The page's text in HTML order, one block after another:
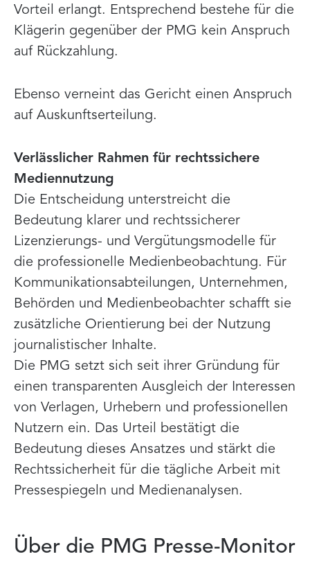
Vorteil erlangt. Entsprechend bestehe für die
Klägerin gegenüber der PMG kein Anspruch
auf Rückzahlung.
Ebenso verneint das Gericht einen Anspruch
auf Auskunftserteilung.
Verlässlicher Rahmen für rechtssichere
Mediennutzung
Die Entscheidung unterstreicht die
Bedeutung klarer und rechtssicherer
Lizenzierungs- und Vergütungsmodelle für
die professionelle Medienbeobachtung. Für
Kommunikationsabteilungen, Unternehmen,
Behörden und Medienbeobachter schafft sie
zusätzliche Orientierung bei der Nutzung
journalistischer Inhalte.
Die PMG setzt sich seit ihrer Gründung für
einen transparenten Ausgleich der Interessen
von Verlagen, Urhebern und professionellen
Nutzern ein. Das Urteil bestätigt die
Bedeutung dieses Ansatzes und stärkt die
Rechtssicherheit für die tägliche Arbeit mit
Pressespiegeln und Medienanalysen.
Über die PMG Presse-Monitor